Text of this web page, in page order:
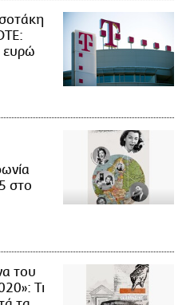
ευρώ
στο
του
Τι